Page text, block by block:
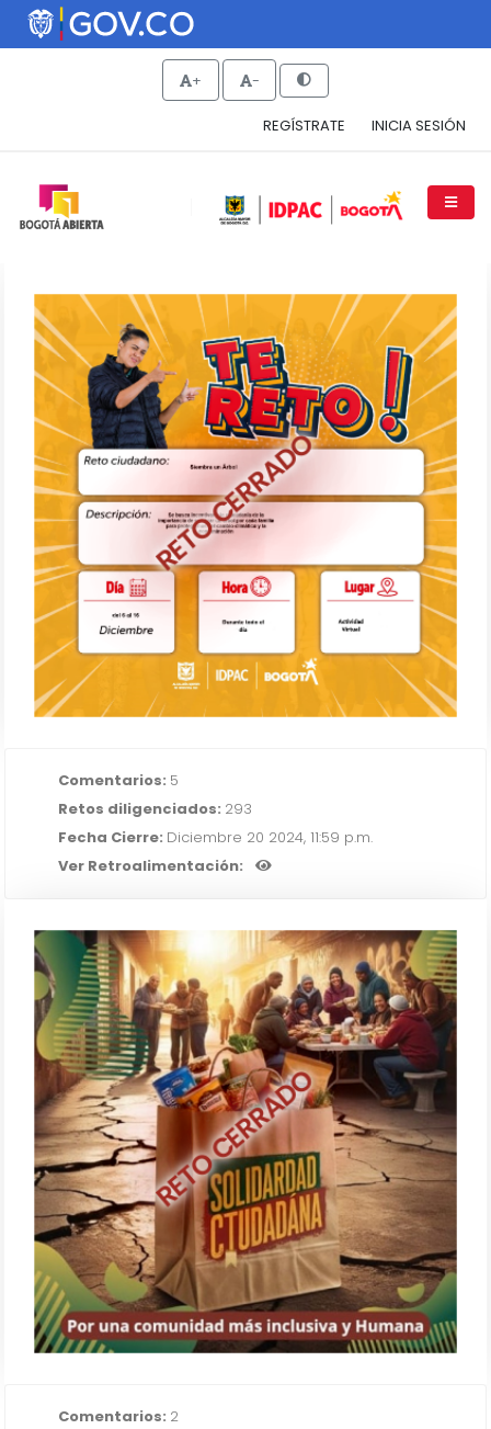
+ -
REGÍSTRATE INICIA SESIÓN
RETO CERRADO
"Siembra una Árbol, por tu
familia"
Comentarios: 5
Retos diligenciados: 293
Fecha Cierre: Diciembre 20 2024, 11:59 p.m.
Ver Retroalimentación:
RETO CERRADO
Teusaquillo Solidario:
Construyendo Dignidad
IR AL RETO
Comentarios: 2